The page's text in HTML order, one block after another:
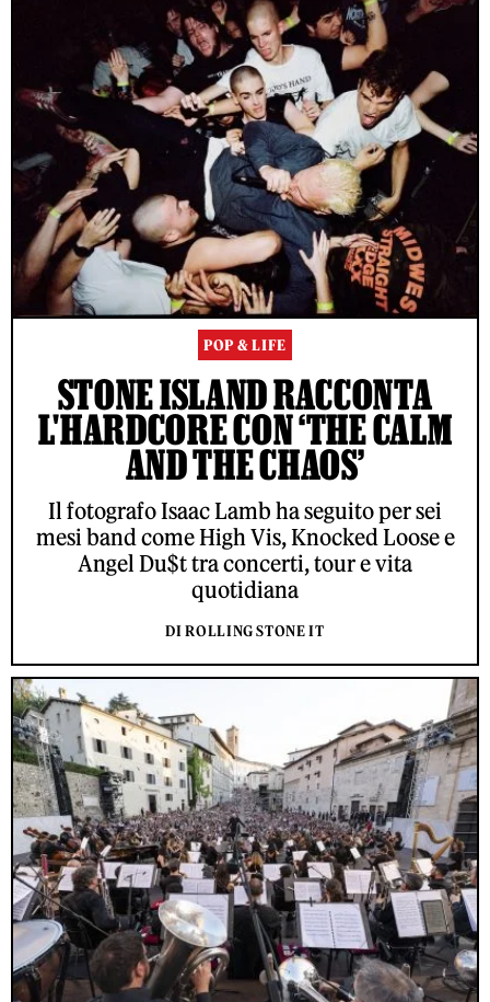
POP & LIFE
STONE ISLAND RACCONTA
L'HARDCORE CON ‘THE CALM
AND THE CHAOS’
Il fotografo Isaac Lamb ha seguito per sei
mesi band come High Vis, Knocked Loose e
Angel Du$t tra concerti, tour e vita
quotidiana
DI ROLLING STONE IT